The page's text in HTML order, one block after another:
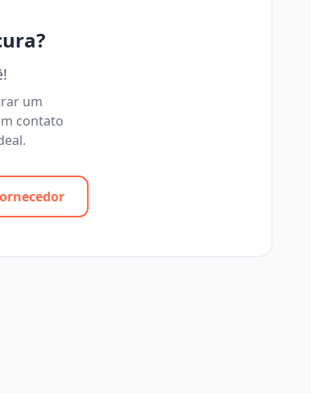
um
contato